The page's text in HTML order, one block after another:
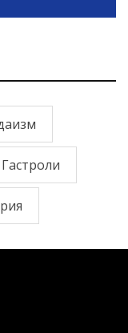
Гастроли